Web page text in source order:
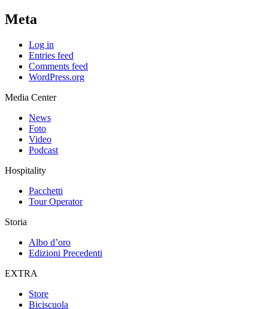
Meta
Log in
Entries feed
Comments feed
WordPress.org
Media Center
News
Foto
Video
Podcast
Hospitality
Pacchetti
Tour Operator
Storia
Albo d’oro
Edizioni Precedenti
EXTRA
Store
Biciscuola